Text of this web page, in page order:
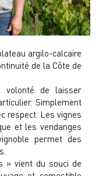
argilo-calcaire
de la Côte de
volonté de laisser
Simplement
respect. Les vignes
et les vendanges
permet des
» vient du souci de